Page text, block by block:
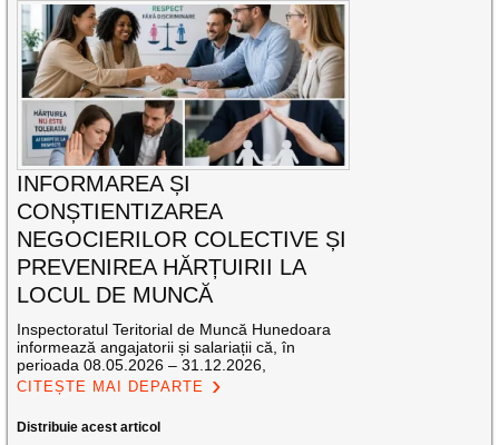
INFORMAREA ȘI
CONȘTIENTIZAREA
NEGOCIERILOR COLECTIVE ȘI
PREVENIREA HĂRȚUIRII LA
LOCUL DE MUNCĂ
Inspectoratul Teritorial de Muncă Hunedoara
informează angajatorii și salariații că, în
perioada 08.05.2026 – 31.12.2026,
CITEȘTE MAI DEPARTE
Distribuie acest articol